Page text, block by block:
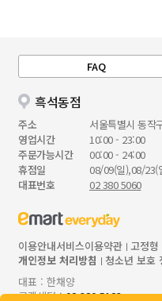
FAQ
흑석동점
주소
서울특별시 동작
영업시간
10:00 - 23:00
주문가능시간
00:00 - 24:00
휴점일
08/09(일),08/23(
대표번호
02 380 5060
이용안내서비스이용약관 고정형
개인정보 처리방침
청소년 보호
대표 : 한채양
고객센터 :02 380 5123